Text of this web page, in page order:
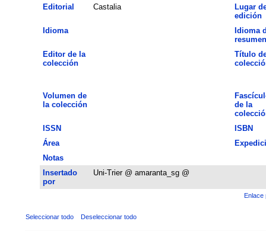
Editorial
Castalia
Lugar
edición
Idioma
Idioma
resumen
Editor de la
colección
Título
Volumen de
la colección
de la
ISSN
ISBN
Área
Notas
Insertado
por
Uni-Trier @ amaranta_sg @
Enlace
Seleccionar todo Deseleccionar todo